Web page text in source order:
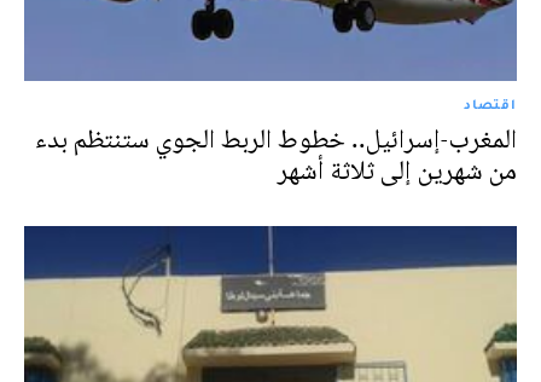
اقتصاد
المغرب-إسرائيل.. خطوط الربط الجوي ستنتظم بدء
من شهرين إلى ثلاثة أشهر